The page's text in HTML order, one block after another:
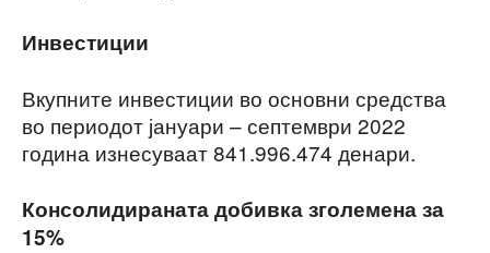
Инвестиции
Вкупните инвестиции во основни средства
во периодот јануари – септември 2022
година изнесуваат 841.996.474 денари.
Консолидираната добивка зголемена за
15%